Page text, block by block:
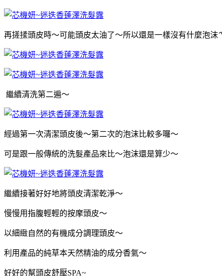
再搓揉頭皮時～可能頭皮太油了～所以還是一樣沒有什麼泡沫
繼續清洗第二遍～
經過第一次清潔頭皮後～第二次的泡沫比較多囉～
可是跟一般傳統的洗髮產品來比～泡沫還是算少～
繼續接著好好地將頭皮清潔乾淨～
慢慢用指腹輕輕的按摩頭皮～
以細緻自然的有機成分調理頭皮～
利用產品的純草本天然精油的成分香氣～
好好的幫頭皮舒壓SPA~